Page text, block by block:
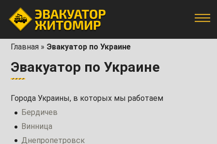
Главная » Эвакуатор по Украине
Эвакуатор по Украине
Города Украины, в которых мы работаем
Бердичев
Винница
Днепропетровск